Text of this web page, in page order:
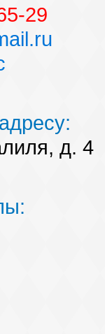
29
д. 4